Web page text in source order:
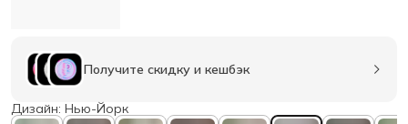
Получите скидку и кешбэк
Дизайн: Нью-Йорк